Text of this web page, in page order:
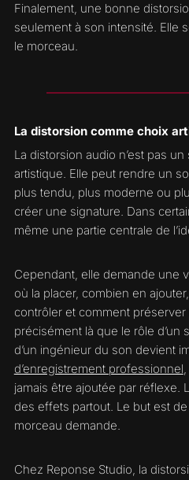
Finalement, une bonne
seulement à son intensité. Elle
le morceau.
La distorsion comme choix
La distorsion audio n’est pas
artistique. Elle peut rendre un
plus tendu, plus moderne ou
créer une signature. Dans
même une partie centrale de
Cependant, elle demande une
où la placer, combien en
contrôler et comment préserver
précisément là que le rôle d’un
d’un ingénieur du son devient
d’enregistrement professionnel
jamais être ajoutée par réflexe.
des effets partout. Le but est
morceau demande.
Chez Reponse Studio, la